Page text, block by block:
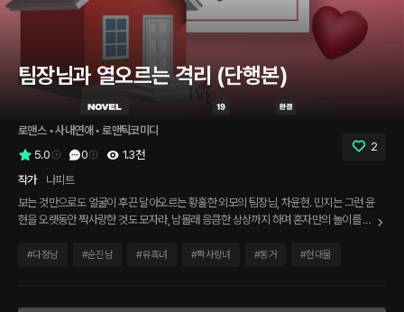
팀장님과 열오르는 격리 (단행본)
로맨스 • 사내연애 • 로맨틱코미디
5.0
0 1.3천
2
작가
나피트
보는 것만으로도 얼굴이 후끈 달아오르는 황홀한 외모의 팀장님, 차윤현. 민지는 그런 윤
현을 오랫동안 짝사랑한 것도 모자라, 남몰래 응큼한 상상까지 하며 혼자만의 놀이를 이
동안의 열오르는 격리가 시작된다. 왜 격리를 하는데 열이 점점 더 오르고 정신은 몽롱해
#다정남 #순진남 #유혹녀 #짝사랑녀 #동거 #현대물